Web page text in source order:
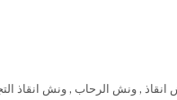
, ونش الرحاب , ونش انقاذ